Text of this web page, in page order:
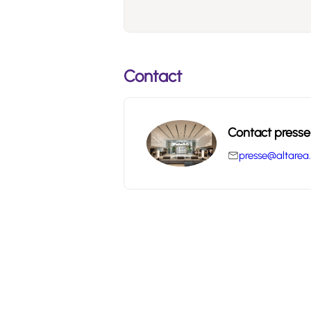
Contact
Contact presse